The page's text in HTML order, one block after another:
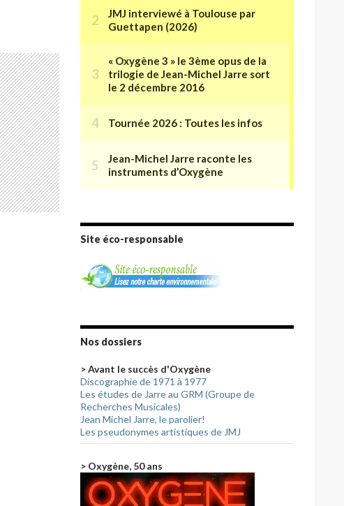
Site éco-responsable
Nos dossiers
> Avant le succès d'Oxygène
Discographie de 1971 à 1977
Les études de Jarre au GRM (Groupe de
Recherches Musicales)
Jean Michel Jarre, le parolier!
Les pseudonymes artistiques de JMJ
> Oxygène, 50 ans